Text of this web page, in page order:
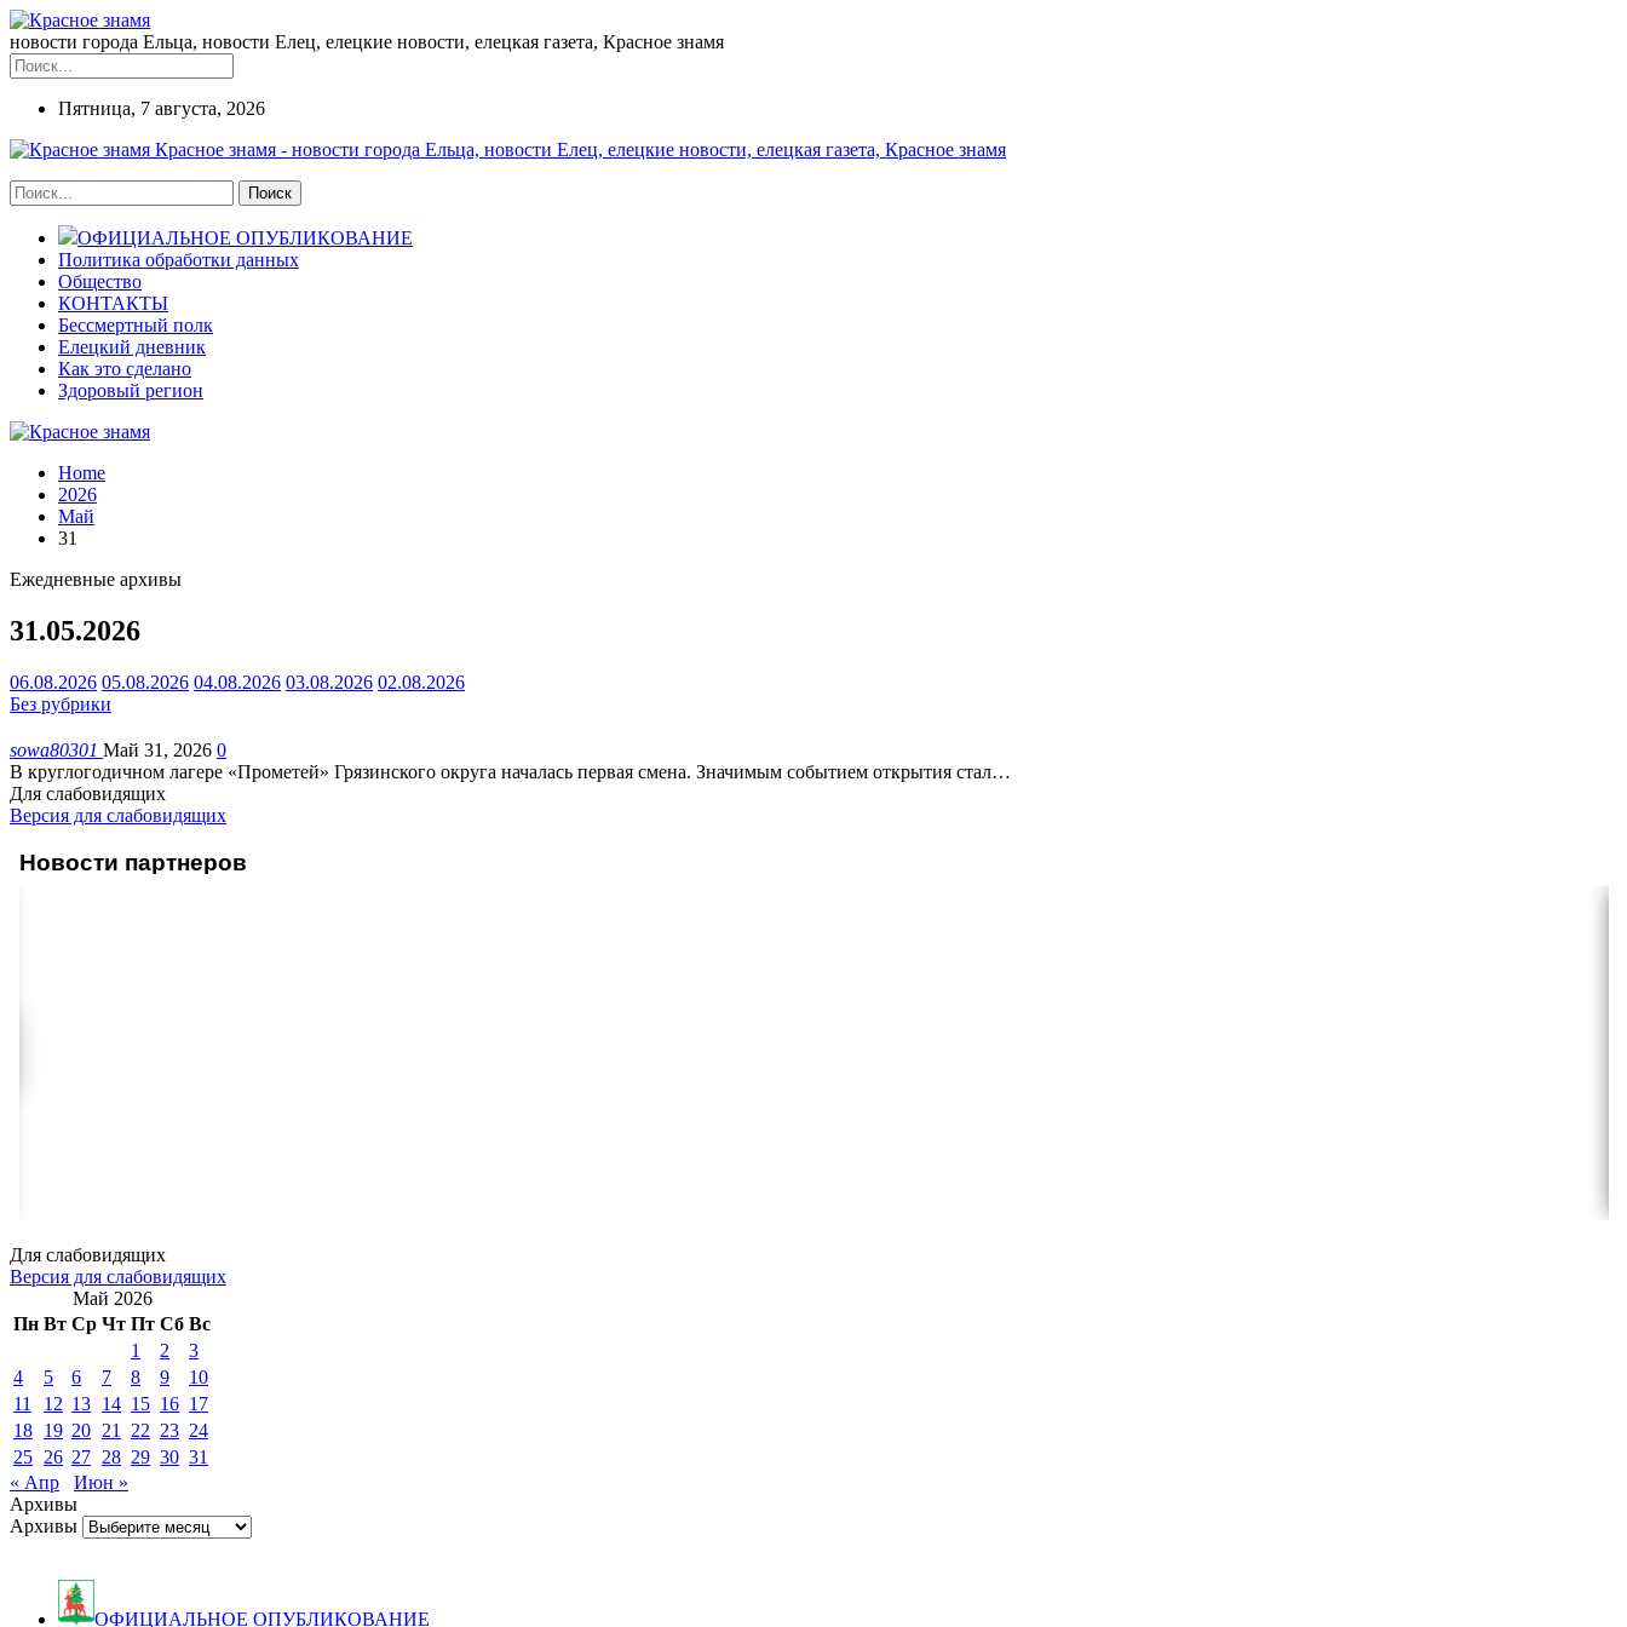
новости города Ельца, новости Елец, елецкие новости, елецкая газета, Красное знамя
Пятница, 7 августа, 2026
Красное знамя - новости города Ельца, новости Елец, елецкие новости, елецкая газета, Красное знамя
ОФИЦИАЛЬНОЕ ОПУБЛИКОВАНИЕ
Политика обработки данных
Общество
КОНТАКТЫ
Бессмертный полк
Елецкий дневник
Как это сделано
Здоровый регион
Home
2026
Май
31
Ежедневные архивы
31.05.2026
06.08.2026 05.08.2026 04.08.2026 03.08.2026 02.08.2026
Без рубрики
sowa80301 Май 31, 2026 0
В круглогодичном лагере «Прометей» Грязинского округа началась первая смена. Значимым событием открытия стал…
Для слабовидящих
Версия для слабовидящих
Новости партнеров
Для слабовидящих
Версия для слабовидящих
Май 2026
Пн Вт Ср Чт Пт Сб Вс
1
2
3
4
5 6 7 8 9
10
11
12 13 14 15 16 17
18 19 20 21 22 23 24
25 26 27 28 29 30 31
« Апр
Июн »
Архивы
Архивы
ОФИЦИАЛЬНОЕ ОПУБЛИКОВАНИЕ